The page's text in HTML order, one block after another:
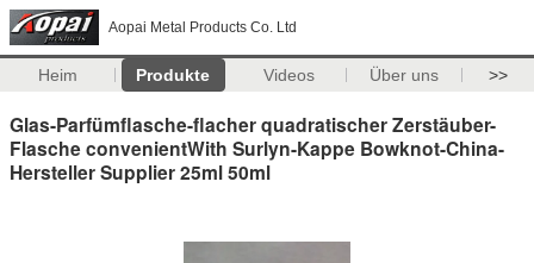
Aopai Metal Products Co. Ltd
Heim Produkte Videos Über uns >>
Glas-Parfümflasche-flacher quadratischer Zerstäuber-
Flasche convenientWith Surlyn-Kappe Bowknot-China-
Hersteller Supplier 25ml 50ml